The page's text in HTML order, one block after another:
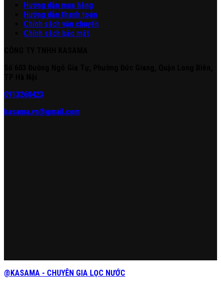
Hướng dẫn mua hàng
Hướng dẫn thanh toán
Chính sách vận chuyển
Chính sách bảo mật
0913268423
kasama.vn@gmail.com
@KASAMA - CHUYÊN GIA LỌC NƯỚC